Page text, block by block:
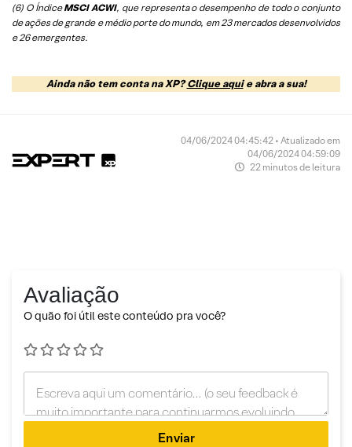
(6) O ÍndiceMSCI ACWI, que representa o desempenho de todo o conjunto
de ações de grande e médio porte do mundo, em 23 mercados desenvolvidos
e 26 emergentes.
Ainda não tem conta na XP?Clique aquie abra a sua!
04/06/2024 04:45:42 • Atualizado em
04/06/2024 04:59:09
22 minutos de leitura
Avaliação
O quão foi útil este conteúdo pra você?
Enviar